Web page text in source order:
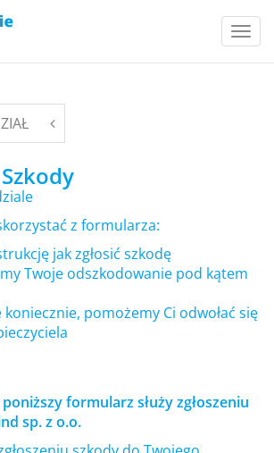
z formularza:
jak zgłosić szkodę
Twoje odszkodowanie pod kątem
pomożemy Ci odwołać się
formularz służy zgłoszeniu
sp. z o.o.